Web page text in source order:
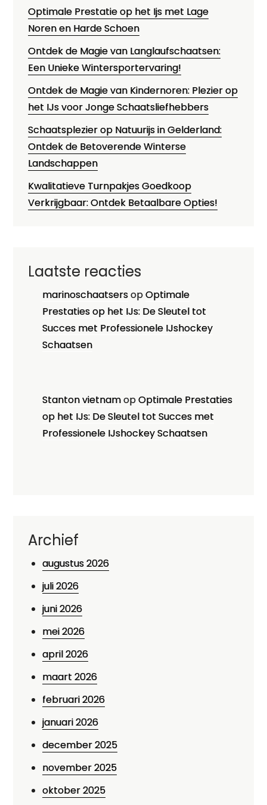
Optimale Prestatie op het Ijs met Lage
Noren en Harde Schoen
Ontdek de Magie van Langlaufschaatsen:
Een Unieke Wintersportervaring!
Ontdek de Magie van Kindernoren: Plezier op
het IJs voor Jonge Schaatsliefhebbers
Schaatsplezier op Natuurijs in Gelderland:
Ontdek de Betoverende Winterse
Landschappen
Kwalitatieve Turnpakjes Goedkoop
Verkrijgbaar: Ontdek Betaalbare Opties!
Laatste reacties
marinoschaatsersopOptimale
Prestaties op het IJs: De Sleutel tot
Succes met Professionele IJshockey
Schaatsen
Stanton vietnamopOptimale Prestaties
op het IJs: De Sleutel tot Succes met
Professionele IJshockey Schaatsen
Archief
augustus 2026
juli 2026
juni 2026
mei 2026
april 2026
maart 2026
februari 2026
januari 2026
december 2025
november 2025
oktober 2025